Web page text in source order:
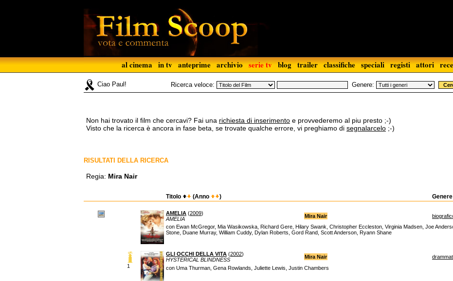
al cinema in tv anteprime archivio serie tv blog trailer classifiche speciali registi attori
Ciao Paul! Ricerca veloce: Genere:
Non hai trovato il film che cercavi? Fai una richiesta di inserimento e provvederemo al piu presto ;-)
Visto che la ricerca è ancora in fase beta, se trovate qualche errore, vi preghiamo di segnalarcelo ;-)
RISULTATI DELLA RICERCA
Regia: Mira Nair
Titolo (Anno ) Genere
AMELIA (2009)
AMELIA
Mira Nair
con Ewan McGregor, Mia Wasikowska, Richard Gere, Hilary Swank, Christopher Eccleston, Virginia Madsen, Joe
Stone, Duane Murray, William Cuddy, Dylan Roberts, Gord Rand, Scott Anderson, Ryann Shane
1
GLI OCCHI DELLA VITA (2002)
HYSTERICAL BLINDNESS
Mira Nair
con Uma Thurman, Gena Rowlands, Juliette Lewis, Justin Chambers